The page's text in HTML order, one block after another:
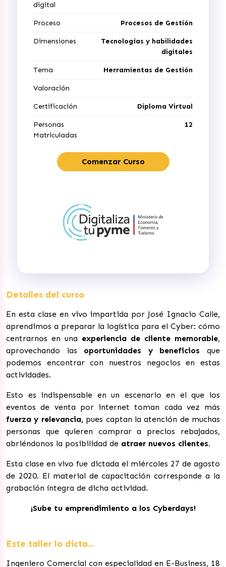
digital
Proceso Procesos de Gestión
Dimensiones
Tecnologías y habilidades
digitales
Tema Herramientas de Gestión
Valoración
Certificación Diploma Virtual
Personas
Matriculadas
12
Comenzar Curso
Detalles del curso
En esta clase en vivo impartida por José Ignacio Calle,
aprendimos a preparar la logística para el Cyber: cómo
centrarnos en una experiencia de cliente memorable,
aprovechando las oportunidades y beneficios que
podemos encontrar con nuestros negocios en estas
actividades.
Esto es indispensable en un escenario en el que los
eventos de venta por internet toman cada vez más
fuerza y relevancia, pues captan la atención de muchas
personas que quieren comprar a precios rebajados,
abriéndonos la posibilidad de atraer nuevos clientes.
Esta clase en vivo fue dictada el miércoles 27 de agosto
de 2020. El material de capacitación corresponde a la
grabación íntegra de dicha actividad.
¡Sube tu emprendimiento a los Cyberdays!
Este taller lo dicta...
Ingeniero Comercial con especialidad en E-Business, 18